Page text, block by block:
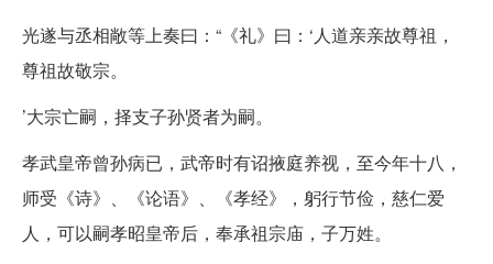
光遂与丞相敞等上奏曰：“《礼》曰：‘人道亲亲故尊祖，
尊祖故敬宗。
’大宗亡嗣，择支子孙贤者为嗣。
孝武皇帝曾孙病已，武帝时有诏掖庭养视，至今年十八，
师受《诗》、《论语》、《孝经》，躬行节俭，慈仁爱
人，可以嗣孝昭皇帝后，奉承祖宗庙，子万姓。